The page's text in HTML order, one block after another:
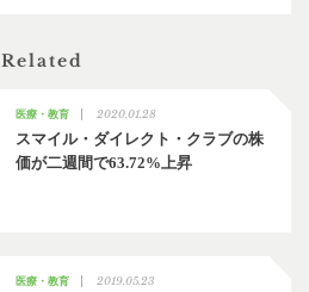
Related
医療・教育 2020.01.28
スマイル・ダイレクト・クラブの株
価が二週間で63.72%上昇
医療・教育 2019.05.23